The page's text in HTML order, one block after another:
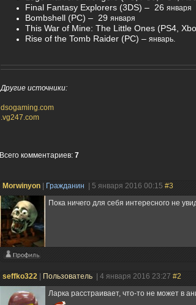
Final Fantasy Explorers (3DS) – 26 января
Bombshell (PC) – 29 января
This War of Mine: The Little Ones (PS4,
Rise of the Tomb Raider (PC) – январь.
Другие источники:
dsogaming.com
.vg247.com
Всего комментариев: 7
Morwinyon Гражданин | 5 января 2016 00:15 #3
Пока ничего для себя интересного не
seffko322 Пользователь | 4 января 2016 23:27 #2
Ларка расстраивает, что-то не может в